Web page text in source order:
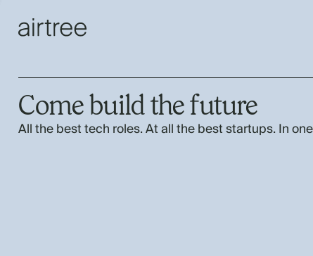
Come build the future
All the best tech roles. At all the best startups. In